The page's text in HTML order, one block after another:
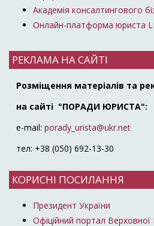
Академія консалтингового
Онлайн-платформа юриста
РЕКЛАМА НА САЙТІ
Розміщення матеріалів та
на сайті "ПОРАДИ ЮРИСТА":
e-mail: porady_urista@ukr.net
тел: +38 (050) 692-13-30
КОРИСНІ ПОСИЛАННЯ
Президент України
Офіційний портал Верховної